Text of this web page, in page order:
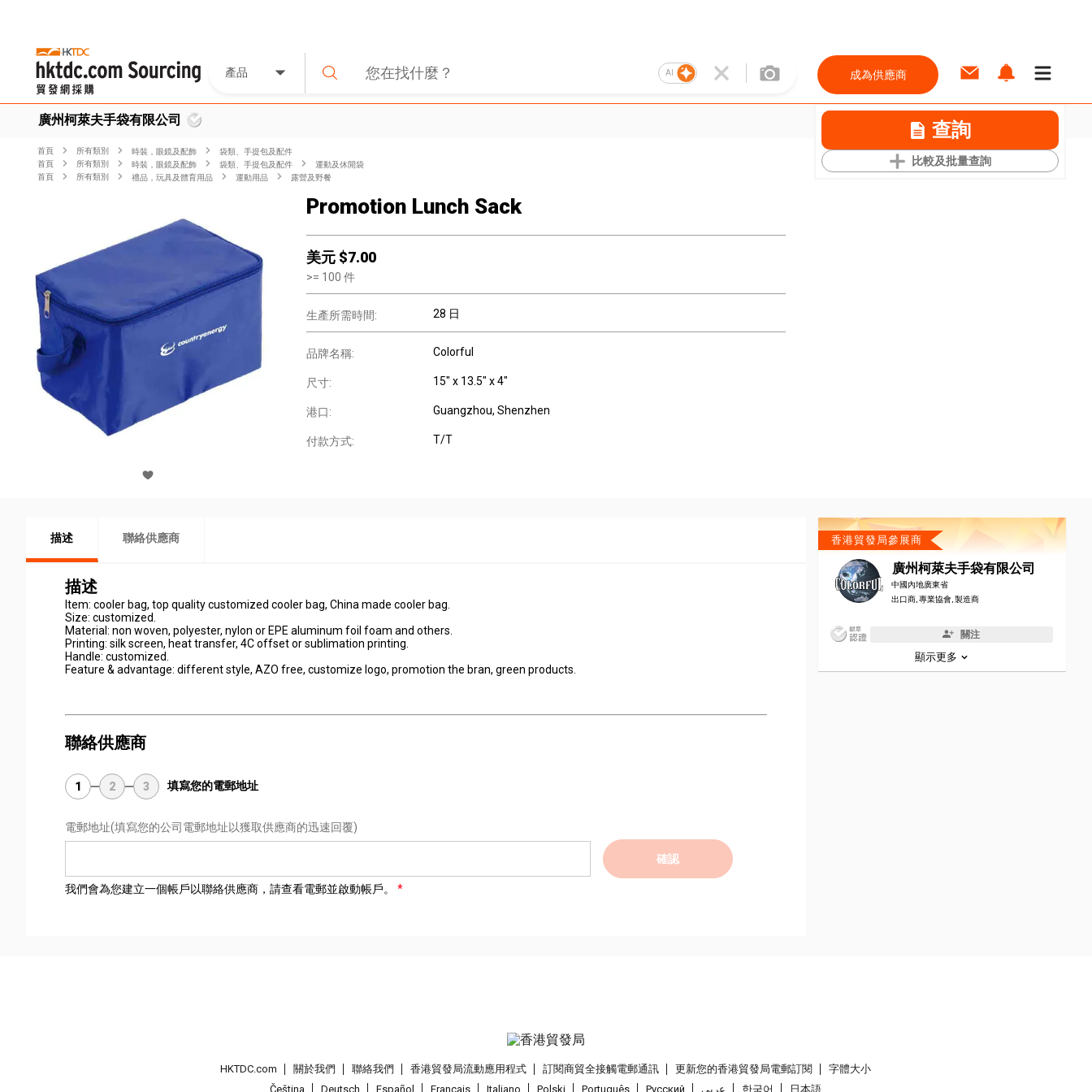
產品 AI 成為供應商
廣州柯萊夫手袋有限公司 查詢
比較及批量查詢
首頁 所有類別 時裝，眼鏡及配飾
袋類、手提包及配件
首頁
所有類別 時裝，眼鏡及配飾 袋類、手提包及配件
運動及休閒袋
首頁
所有類別 禮品，玩具及體育用品 運動用品 露營及野餐
Promotion Lunch Sack
美元 $7.00
>= 100 件
生產所需時間: 28 日
品牌名稱: Colorful
尺寸: 15" x 13.5" x 4"
港口: Guangzhou, Shenzhen
付款方式: T/T
描述 聯絡供應商
描述
Item: cooler bag, top quality customized cooler bag, China made cooler bag.
Size: customized.
Material: non woven, polyester, nylon or EPE aluminum foil foam and others.
Printing: silk screen, heat transfer, 4C offset or sublimation printing.
Handle: customized.
Feature & advantage: different style, AZO free, customize logo, promotion the bran, green products.
聯絡供應商
1 2 3 填寫您的電郵地址
電郵地址(填寫您的公司電郵地址以獲取供應商的迅速回覆)
確認
我們會為您建立一個帳戶以聯絡供應商，請查看電郵並啟動帳戶。
香港貿發局參展商
廣州柯萊夫手袋有限公司
中國內地廣東省
出口商, 專業協會, 製造商
關注
顯示更多
HKTDC.com 關於我們 聯絡我們 香港貿發局流動應用程式 訂閱商貿全接觸電郵通訊 更新您的香港貿發局電郵訂閱
字體大小
Čeština
Deutsch Español Français Italiano Polski Português Pусский عربى 한국어 日本語